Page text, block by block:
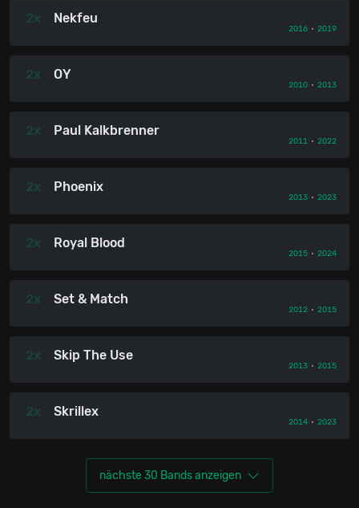
2x Nekfeu
2016 • 2019
2x OY
2010 • 2013
2x Paul Kalkbrenner
2011 • 2022
2x Phoenix
2013 • 2023
2x Royal Blood
2015 • 2024
2x Set & Match
2012 • 2015
2x Skip The Use
2013 • 2015
2x Skrillex
2014 • 2023
nächste 30 Bands anzeigen